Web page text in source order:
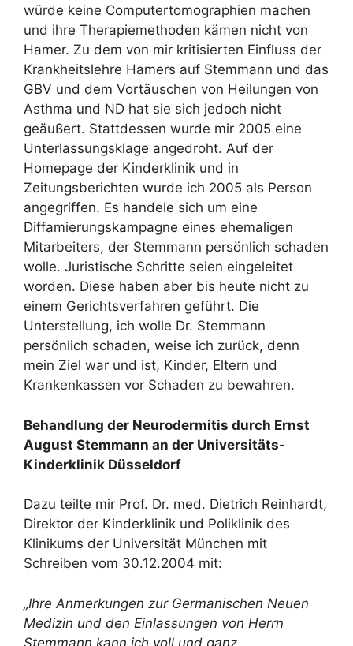
würde keine Computertomographien machen
und ihre Therapiemethoden kämen nicht von
Hamer. Zu dem von mir kritisierten Einfluss der
Krankheitslehre Hamers auf Stemmann und das
GBV und dem Vortäuschen von Heilungen von
Asthma und ND hat sie sich jedoch nicht
geäußert. Stattdessen wurde mir 2005 eine
Unterlassungsklage angedroht. Auf der
Homepage der Kinderklinik und in
Zeitungsberichten wurde ich 2005 als Person
angegriffen. Es handele sich um eine
Diffamierungskampagne eines ehemaligen
Mitarbeiters, der Stemmann persönlich schaden
wolle. Juristische Schritte seien eingeleitet
worden. Diese haben aber bis heute nicht zu
einem Gerichtsverfahren geführt. Die
Unterstellung, ich wolle Dr. Stemmann
persönlich schaden, weise ich zurück, denn
mein Ziel war und ist, Kinder, Eltern und
Krankenkassen vor Schaden zu bewahren.
Behandlung der Neurodermitis durch Ernst
August Stemmann an der Universitäts-
Kinderklinik Düsseldorf
Dazu teilte mir Prof. Dr. med. Dietrich Reinhardt,
Direktor der Kinderklinik und Poliklinik des
Klinikums der Universität München mit
Schreiben vom 30.12.2004 mit:
„Ihre Anmerkungen zur Germanischen Neuen
Medizin und den Einlassungen von Herrn
Stemmann kann ich voll und ganz